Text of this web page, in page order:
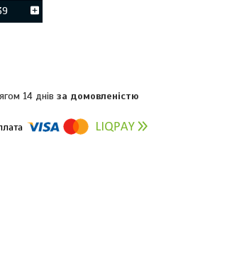
14 днівза домовленістю